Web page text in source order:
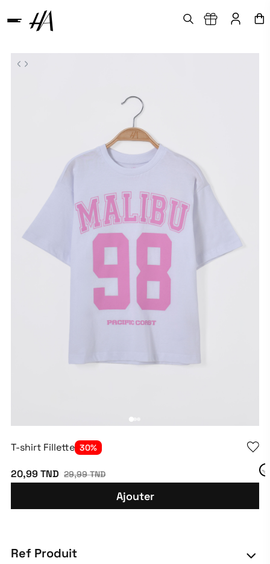
T-shirt Fillette 30%
20,99 TND 29,99 TND
Ajouter
Ref Produit